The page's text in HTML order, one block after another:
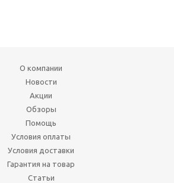
О компании
Новости
Акции
Обзоры
Помощь
Условия оплаты
Условия доставки
Гарантия на товар
Статьи